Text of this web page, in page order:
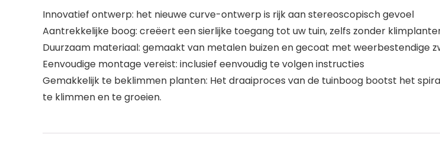
Innovatief ontwerp: het nieuwe curve-ontwerp is rijk aan stereoscopisch gevoel
Aantrekkelijke boog: creëert een sierlijke toegang tot uw tuin, zelfs zonder
Duurzaam materiaal: gemaakt van metalen buizen en gecoat met weerbestendige
Eenvoudige montage vereist: inclusief eenvoudig te volgen instructies
Gemakkelijk te beklimmen planten: Het draaiproces van de tuinboog bootst het
te klimmen en te groeien.